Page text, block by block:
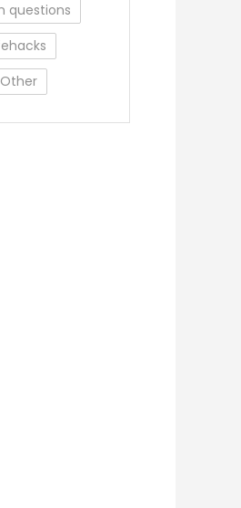
questions
Other